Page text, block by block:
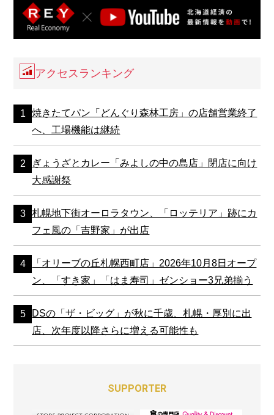
アクセスランキング
焼きたてパン「どんぐり森林工房」の店舗営業終了
へ、工場機能は継続
ぎょうざとカレー「みよしの中の島店」閉店に向け
大感謝祭
札幌地下街オーロラタウン、「ロッテリア」跡にカ
フェ風の「吉野家」が出店
「オリーブの丘札幌西町店」2026年10月8日オープ
ン、「すき家」「はま寿司」ゼンショー3兄弟揃う
DSの「ザ・ビッグ」が秋に千歳、札幌・厚別に出
店、次年度以降さらに増える可能性も
SUPPORTER